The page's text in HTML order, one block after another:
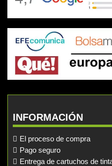
INFORMACIÓN
El proceso de compra
Pago seguro
Entrega de cartuchos de